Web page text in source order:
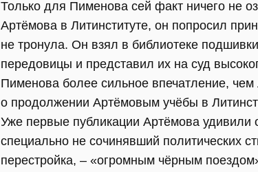
Только для Пименова сей факт ничего не
Артёмова в Литинституте, он попросил
не тронула. Он взял в библиотеке
передовицы и представил их на суд
Пименова более сильное впечатление,
о продолжении Артёмовым учёбы в
Уже первые публикации Артёмова удивили
специально не сочинявший политических
перестройка, – «огромным чёрным